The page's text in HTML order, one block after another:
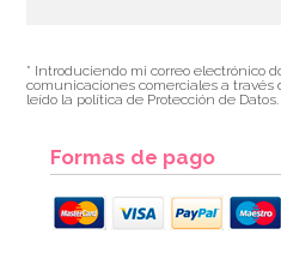
* Introduciendo mi correo electrónico
comunicaciones comerciales a
leído la política de Protección de Datos.
Formas de pago